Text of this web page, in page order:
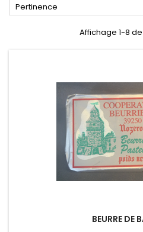
Pertinence
Affichage 1-8
BEURRE DE